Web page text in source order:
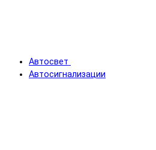
Автосвет
Автосигнализации